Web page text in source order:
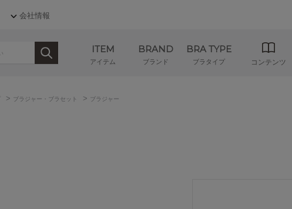
会社情報
ITEM
アイテム
BRAND
ブランド
BRA TYPE
ブラタイプ コンテンツ
> ブラジャー・ブラセット > ブラジャー